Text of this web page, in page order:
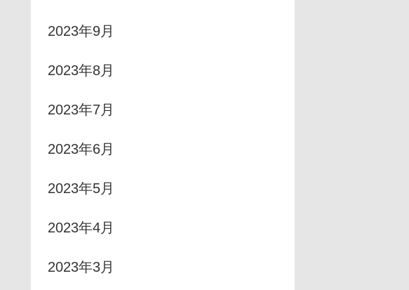
2023年9月
2023年8月
2023年7月
2023年6月
2023年5月
2023年4月
2023年3月